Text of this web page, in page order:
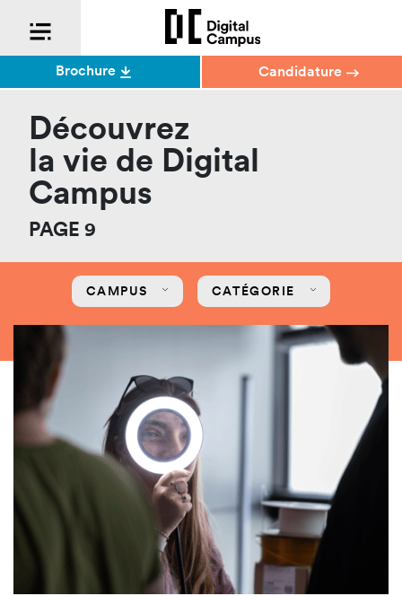
Découvrez
la vie de Digital
Campus
PAGE 9
CAMPUS CATÉGORIE
Brochure Candidature